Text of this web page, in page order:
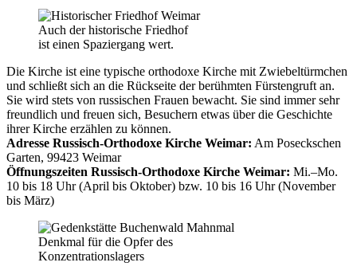
Auch der historische Friedhof
ist einen Spaziergang wert.
Die Kirche ist eine typische orthodoxe Kirche mit Zwiebeltürmchen
und schließt sich an die Rückseite der berühmten Fürstengruft an.
Sie wird stets von russischen Frauen bewacht. Sie sind immer sehr
freundlich und freuen sich, Besuchern etwas über die Geschichte
ihrer Kirche erzählen zu können.
Adresse Russisch-Orthodoxe Kirche Weimar: Am Poseckschen
Garten, 99423 Weimar
Öffnungszeiten Russisch-Orthodoxe Kirche Weimar: Mi.–Mo.
10 bis 18 Uhr (April bis Oktober) bzw. 10 bis 16 Uhr (November
bis März)
Denkmal für die Opfer des
Konzentrationslagers